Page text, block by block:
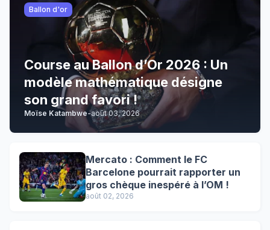
Ballon d'or
Course au Ballon d’Or 2026 : Un
modèle mathématique désigne
son grand favori !
Moïse Katambwe-août 03, 2026
Mercato : Comment le FC
Barcelone pourrait rapporter un
gros chèque inespéré à l’OM !
août 02, 2026